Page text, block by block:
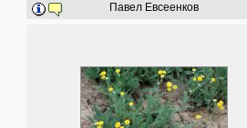
Павел Евсеенков